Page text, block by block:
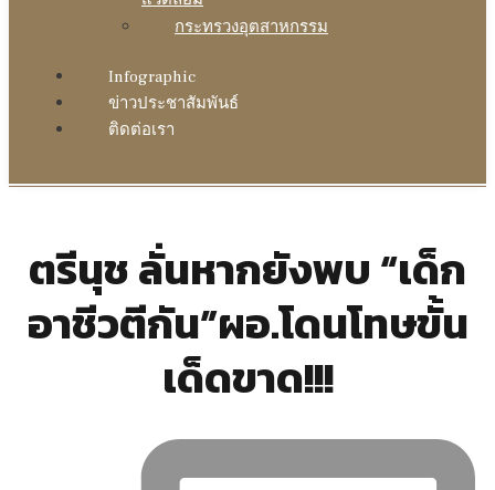
กระทรวงอุตสาหกรรม
Infographic
ข่าวประชาสัมพันธ์
ติดต่อเรา
ตรีนุช ลั่นหากยังพบ “เด็ก
อาชีวตีกัน”ผอ.โดนโทษขั้น
เด็ดขาด!!!